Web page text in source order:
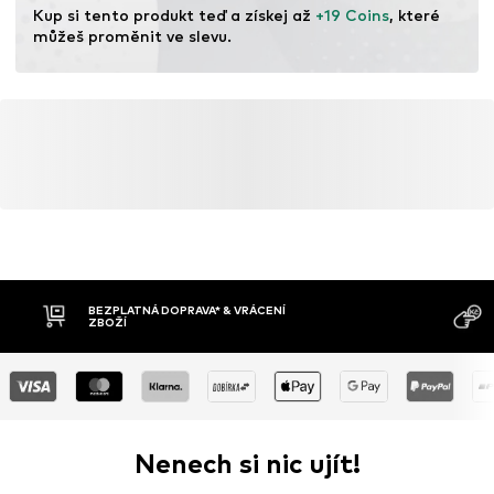
Kup si tento produkt teď a získej až +19 Coins, které
můžeš proměnit ve slevu.
BEZPLATNÁ DOPRAVA* & VRÁCENÍ
ZBOŽÍ
Nenech si nic ujít!